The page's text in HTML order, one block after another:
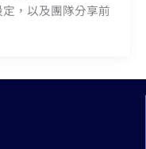
，以及團隊分享前